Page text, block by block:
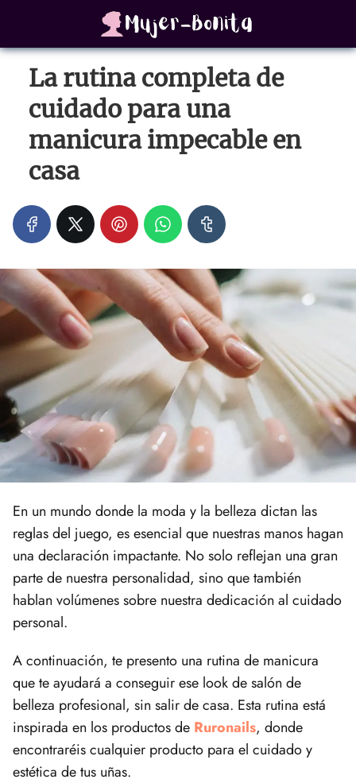
La rutina completa de
cuidado para una
manicura impecable en
casa
En un mundo donde la moda y la belleza dictan las
reglas del juego, es esencial que nuestras manos hagan
una declaración impactante. No solo reflejan una gran
parte de nuestra personalidad, sino que también
hablan volúmenes sobre nuestra dedicación al cuidado
personal.
A continuación, te presento una rutina de manicura
que te ayudará a conseguir ese look de salón de
belleza profesional, sin salir de casa. Esta rutina está
inspirada en los productos de Ruronails, donde
encontraréis cualquier producto para el cuidado y
estética de tus uñas.